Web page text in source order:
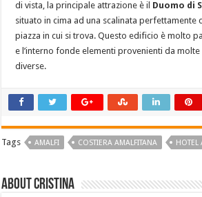
di vista, la principale attrazione è il Duomo di
situato in cima ad una scalinata perfettamente
piazza in cui si trova. Questo edificio è molto
e l’interno fonde elementi provenienti da
diverse.
Tags AMALFI COSTIERA AMALFITANA HOTEL
About Cristina